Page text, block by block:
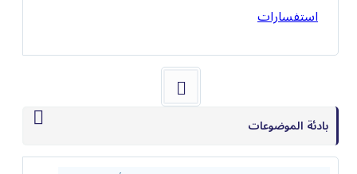
استفسارات
بادئة الموضوعات